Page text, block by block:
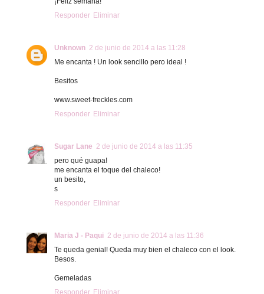
Responder Eliminar
Unknown 2 de junio de 2014 a las 11:28
Me encanta ! Un look sencillo pero ideal !
Besitos
www.sweet-freckles.com
Responder Eliminar
Sugar Lane 2 de junio de 2014 a las 11:35
pero qué guapa!
me encanta el toque del chaleco!
un besito,
s
Responder Eliminar
Maria J - Paqui 2 de junio de 2014 a las 11:36
Te queda genial! Queda muy bien el chaleco con el look.
Besos.
Gemeladas
Responder Eliminar